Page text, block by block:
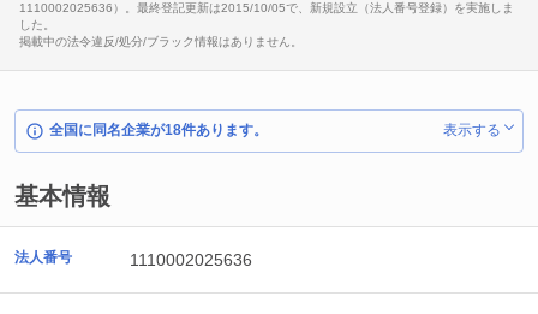
1110002025636）。最終登記更新は2015/10/05で、新規設立（法人番号登録）を実施しま
した。
掲載中の法令違反/処分/ブラック情報はありません。
全国に同名企業が18件あります。 表示する
基本情報
法人番号 1110002025636